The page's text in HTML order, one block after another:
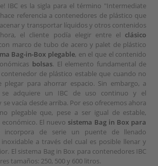
IBC es la sigla para el término "Intermediate
referencia a contenedores de plástico que
y transportar líquidos y otros contenidos
el cliente podía elegir entre el clásico
marco de tubo de acero y palet de plástico
Bag-in-Box plegable, en el que el contenido
bolsas. El elemento fundamental de
de plástico estable que cuando no
plegar para ahorrar espacio. Sin embargo, a
se adquiere un IBC de uso continuo y el
vacía desde arriba. Por eso ofrecemos ahora
plegable que, pese a ser igual de estable,
El nuevo sistema Bag in Box para
incorpora de serie un puente de llenado
a través del cual es posible llenar y
El sistema Bag in Box para contenedores IBC
tamaños: 250, 500 y 600 litros.